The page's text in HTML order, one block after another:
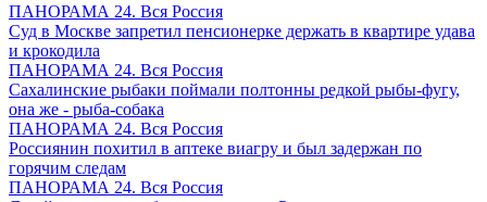
ПАНОРАМА 24. Вся Россия
Суд в Москве запретил пенсионерке держать в квартире удава
и крокодила
ПАНОРАМА 24. Вся Россия
Сахалинские рыбаки поймали полтонны редкой рыбы-фугу,
она же - рыба-собака
ПАНОРАМА 24. Вся Россия
Россиянин похитил в аптеке виагру и был задержан по
горячим следам
ПАНОРАМА 24. Вся Россия